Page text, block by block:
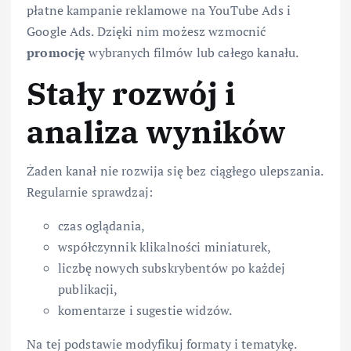
płatne kampanie reklamowe na YouTube Ads i
Google Ads. Dzięki nim możesz wzmocnić
promocję wybranych filmów lub całego kanału.
Stały rozwój i
analiza wyników
Żaden kanał nie rozwija się bez ciągłego ulepszania.
Regularnie sprawdzaj:
czas oglądania,
współczynnik klikalności miniaturek,
liczbę nowych subskrybentów po każdej
publikacji,
komentarze i sugestie widzów.
Na tej podstawie modyfikuj formaty i tematykę.